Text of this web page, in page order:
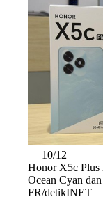
10/12
Honor X5c Plus
Ocean Cyan
FR/detikINET